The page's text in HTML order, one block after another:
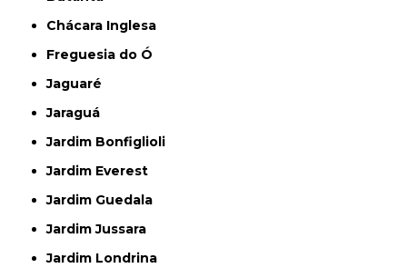
Chácara Inglesa
Freguesia do Ó
Jaguaré
Jaraguá
Jardim Bonfiglioli
Jardim Everest
Jardim Guedala
Jardim Jussara
Jardim Londrina